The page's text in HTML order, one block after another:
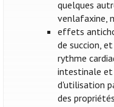
quelques
venlafaxine,
effets
de succion,
rythme
intestinale et
d'utilisation
des